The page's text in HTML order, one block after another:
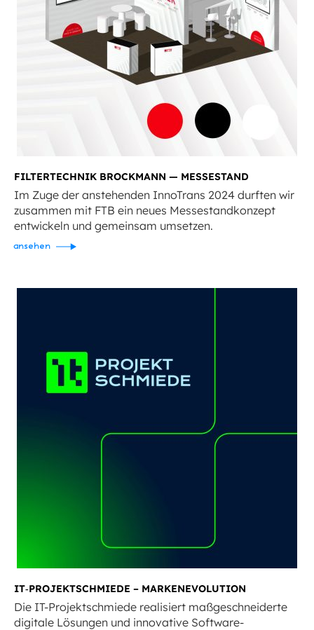
FILTERTECHNIK BROCKMANN — MESSESTAND
Im Zuge der anstehenden InnoTrans 2024 durften wir
zusammen mit FTB ein neues Messestandkonzept
entwickeln und gemeinsam umsetzen.
ansehen
IT‑PROJEKTSCHMIEDE – MARKENEVOLUTION
Die IT-Projektschmiede realisiert maß­geschneiderte
digitale Lösungen und innovative Software-